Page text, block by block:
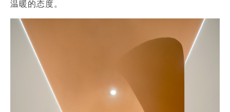
温暖的态度。